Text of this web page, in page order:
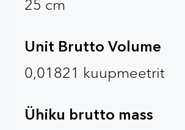
25 cm
Unit Brutto Volume
0,01821 kuupmeetrit
Ühiku brutto mass